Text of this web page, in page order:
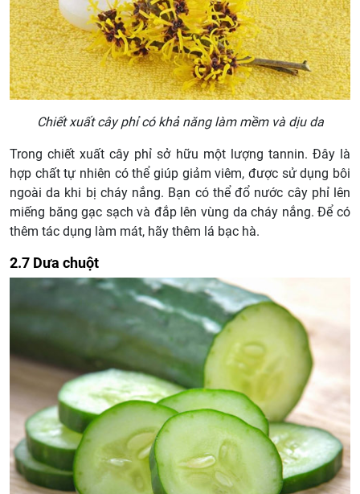
Chiết xuất cây phỉ có khả năng làm mềm và dịu da
Trong chiết xuất cây phỉ sở hữu một lượng tannin. Đây là
hợp chất tự nhiên có thể giúp giảm viêm, được sử dụng bôi
ngoài da khi bị cháy nắng. Bạn có thể đổ nước cây phỉ lên
miếng băng gạc sạch và đắp lên vùng da cháy nắng. Để có
thêm tác dụng làm mát, hãy thêm lá bạc hà.
2.7 Dưa chuột